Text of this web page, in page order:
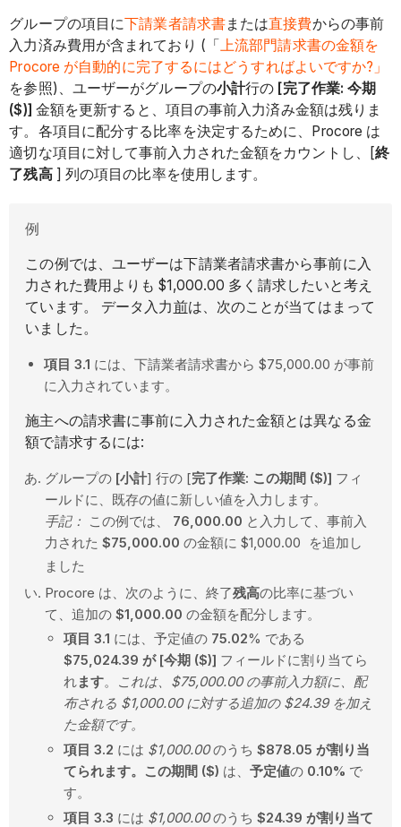
グループの項目に下請業者請求書または直接費からの事前
入力済み費用が含まれており (「 上流部門請求書の金額を
Procore が自動的に完了するにはどうすればよいですか?」
を参照)、ユーザーがグループの小計行の [完了作業: 今期
($)] 金額を更新すると、項目の事前入力済み金額は残りま
す。各項目に配分する比率を決定するために、Procore は
適切な項目に対して事前入力された金額をカウントし、[終
了残高 ] 列の項目の比率を使用します。
例
この例では、ユーザーは下請業者請求書から事前に入
力された費用よりも $1,000.00 多く請求したいと考え
ています。 データ入力前は、次のことが当てはまって
いました。
項目 3.1 には、下請業者請求書から $75,000.00 が事前
に入力されています。
施主への請求書に事前に入力された金額とは異なる金
額で請求するには:
グループの [小計] 行の [完了作業: この期間 ($)] フィ
ールドに、既存の値に新しい値を入力します。
手記： この例では、 76,000.00 と入力して、事前入
力された $75,000.00 の金額に $1,000.00 を追加し
ました
Procore は、次のように、終了残高の比率に基づい
て、追加の $1,000.00の金額を配分します。
項目 3.1 には、予定値の 75.02% である
$75,024.39 が [今期 ($)] フィールドに割り当てら
れます。
これは、$75,000.00 の事前入力額に、配
布される $1,000.00 に対する追加の $24.39 を加え
た金額です。
項目 3.2 には $1,000.00のうち $878.05 が割り当
てられます。 この期間 ($) は、予定値の 0.10% で
す。
項目 3.3 には $1,000.00のうち $24.39 が割り当て